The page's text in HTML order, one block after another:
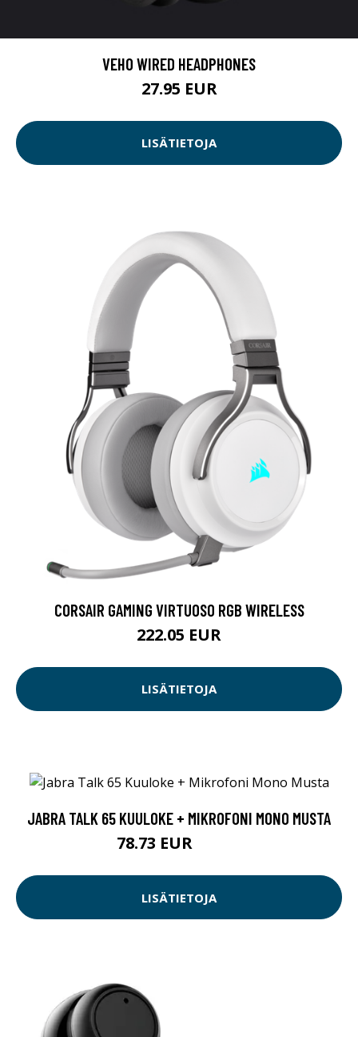
VEHO WIRED HEADPHONES
27.95 EUR
LISÄTIETOJA
CORSAIR GAMING VIRTUOSO RGB WIRELESS
222.05 EUR
LISÄTIETOJA
JABRA TALK 65 KUULOKE + MIKROFONI MONO MUSTA
78.73 EUR
LISÄTIETOJA